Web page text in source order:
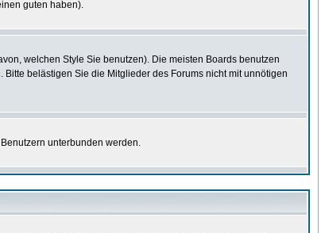
guten haben).
welchen Style Sie benutzen). Die meisten Boards benutzen
belästigen Sie die Mitglieder des Forums nicht mit unnötigen
unterbunden werden.